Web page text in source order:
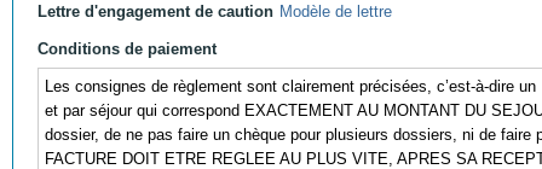
Lettre d'engagement de caution Modèle de lettre
Conditions de paiement
Les consignes de règlement sont clairement précisées, c’est-à-dire
et par séjour qui correspond EXACTEMENT AU MONTANT DU
dossier, de ne pas faire un chèque pour plusieurs dossiers, ni de faire
FACTURE DOIT ETRE REGLEE AU PLUS VITE, APRES SA